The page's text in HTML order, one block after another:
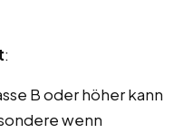
:
B oder höher kann
wenn